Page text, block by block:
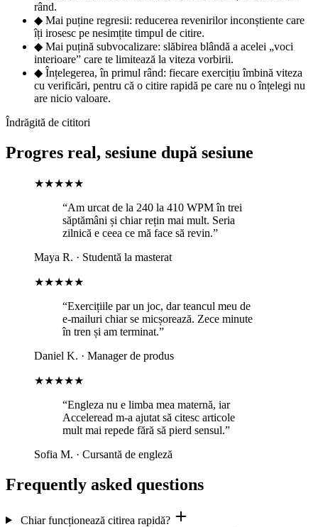
rând.
◆ Mai puține regresii: reducerea revenirilor inconștiente care
îți irosesc pe nesimțite timpul de citire.
◆ Mai puțină subvocalizare: slăbirea blândă a acelei „voci
interioare” care te limitează la viteza vorbirii.
◆ Înțelegerea, în primul rând: fiecare exercițiu îmbină viteza
cu verificări, pentru că o citire rapidă pe care nu o înțelegi nu
are nicio valoare.
Îndrăgită de cititori
Progres real, sesiune după sesiune
★★★★★
“Am urcat de la 240 la 410 WPM în trei
săptămâni și chiar rețin mai mult. Seria
zilnică e ceea ce mă face să revin.”
Maya R. · Studentă la masterat
★★★★★
“Exercițiile par un joc, dar teancul meu de
e-mailuri chiar se micșorează. Zece minute
în tren și am terminat.”
Daniel K. · Manager de produs
★★★★★
“Engleza nu e limba mea maternă, iar
Acceleread m-a ajutat să citesc articole
mult mai repede fără să pierd sensul.”
Sofia M. · Cursantă de engleză
Frequently asked questions
Chiar funcționează citirea rapidă?